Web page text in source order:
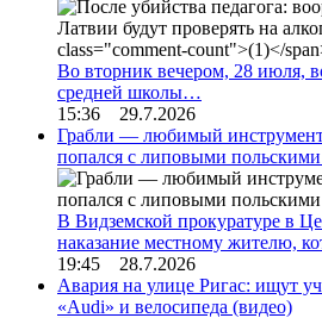
Во вторник вечером, 28 июля,
средней школы…
15:36 29.7.2026
Грабли — любимый
попался с липовыми
В Видземской прокуратуре в
наказание местному жителю,
19:45 28.7.2026
Авария на улице Ригас: ищут
«Audi» и велосипеда (видео)